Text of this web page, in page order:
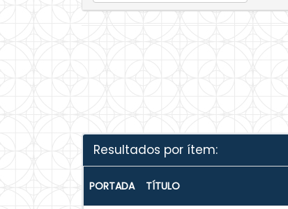
Resultados por ítem:
PORTADA TÍTULO